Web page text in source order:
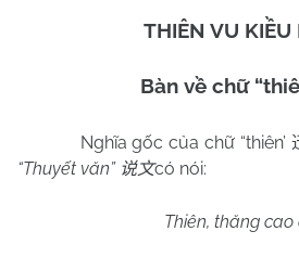
THIÊN VU KIỀU
Bàn về chữ
Nghĩa gốc của chữ “thiên’
“Thuyết văn” 说文có nói:
Thiên, thăng cao